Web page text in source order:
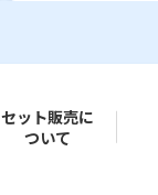
セット販売に
ついて